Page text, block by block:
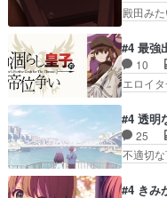
雑。食
ニャに
語った
油を注
ならお
じゃな
殿田み
見た目
汗拭き
スの元
ンクや
センス
れてき
なって
#4 最強
10
エロイ
スター
少女に
メ、ケ
がアル
#4 透明
25
不適切
接して
#4 きみ